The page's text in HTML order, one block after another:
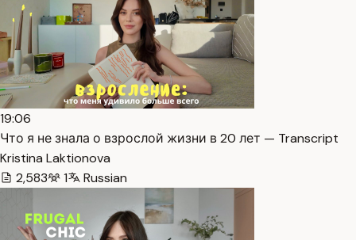
19:06
Что я не знала о взрослой жизни в 20 лет — Transcript
Kristina Laktionova
2,583
1 Russian